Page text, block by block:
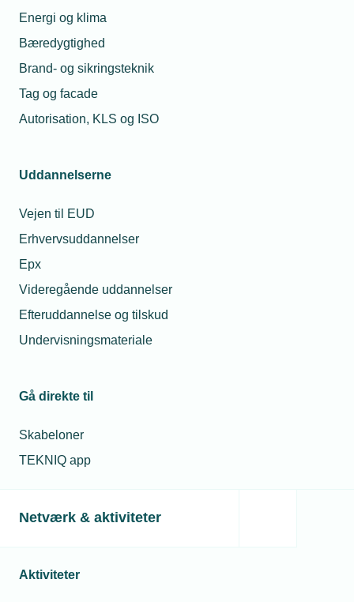
Energi og klima
Bæredygtighed
Brand- og sikringsteknik
Tag og facade
Autorisation, KLS og ISO
Uddannelserne
Vejen til EUD
Erhvervsuddannelser
Epx
Videregående uddannelser
Efteruddannelse og tilskud
Undervisningsmateriale
Gå direkte til
Skabeloner
TEKNIQ app
Netværk & aktiviteter
Aktiviteter